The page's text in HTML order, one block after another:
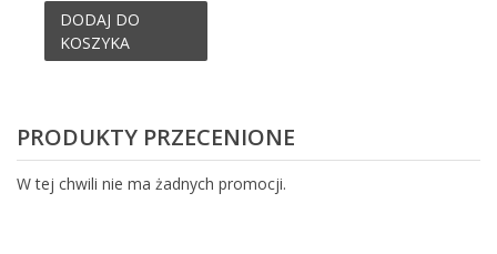
DODAJ DO
KOSZYKA
PRODUKTY PRZECENIONE
W tej chwili nie ma żadnych promocji.